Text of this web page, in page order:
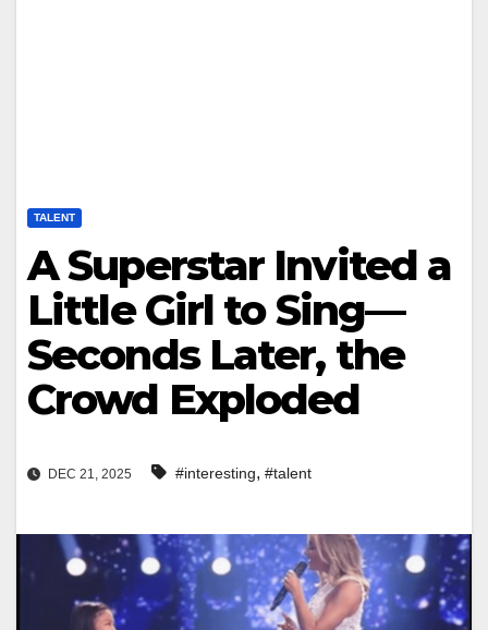
TALENT
A Superstar Invited a
Little Girl to Sing—
Seconds Later, the
Crowd Exploded
DEC 21, 2025 #interesting, #talent